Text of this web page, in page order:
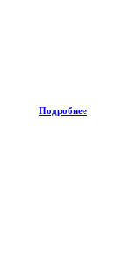
Подробнее